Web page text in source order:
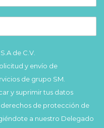
de C.V.
y envío de
de grupo SM.
y suprimir tus datos
de protección de
a nuestro Delegado